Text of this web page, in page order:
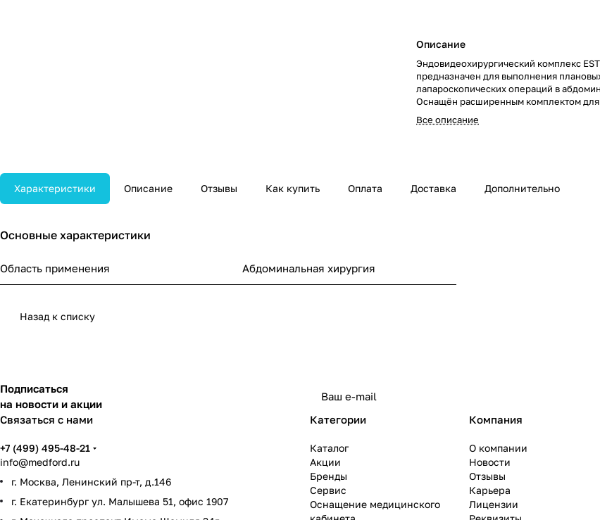
Описание
Эндовидеохирургический комплекс
предназначен для выполнения
лапароскопических операций в
Оснащён расширенным комплектом
холецистэктомии, аппендэктомии и
Все описание
Характеристики Описание Отзывы Как купить Оплата Доставка Дополнительно
Основные характеристики
Область применения Абдоминальная хирургия
Назад к списку
Подписаться
на новости и акции
Связаться с нами
+7 (499) 495-48-21
info@medford.ru
г. Москва, Ленинский пр-т, д.146
г. Екатеринбург ул. Малышева 51, офис 1907
Категории
Каталог
Акции
Бренды
Сервис
Оснащение медицинского
Компания
О компании
Новости
Отзывы
Карьера
Лицензии